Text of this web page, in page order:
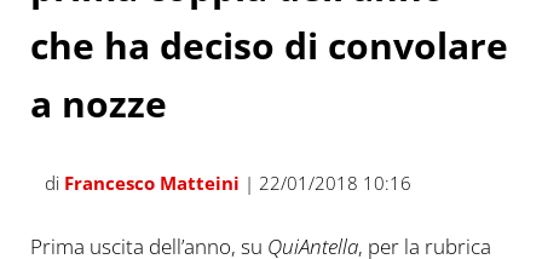
che ha deciso di convolare
a nozze
di Francesco Matteini | 22/01/2018 10:16
Prima uscita dell’anno, su QuiAntella, per la rubrica